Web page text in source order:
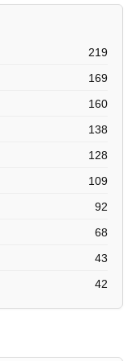
219
169
160
138
128
109
92
68
43
42